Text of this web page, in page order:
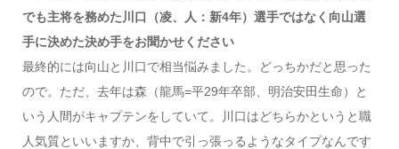
でも主将を務めた川口（凌、人：新4年）選手ではなく向山選
手に決めた決め手をお聞かせください
最終的には向山と川口で相当悩みました。どっちかだと思った
ので。ただ、去年は森（龍馬=平29年卒部、明治安田生命）と
いう人間がキャプテンをしていて。川口はどちらかというと職
人気質といいますか、背中で引っ張っるようなタイプなんです